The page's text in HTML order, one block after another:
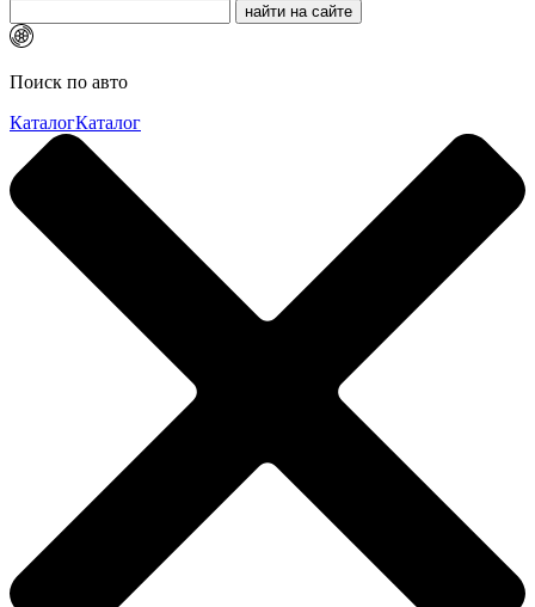
Поиск по авто
КаталогКаталог